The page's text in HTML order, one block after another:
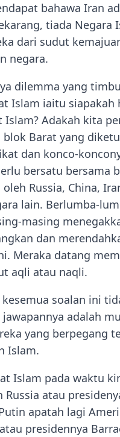
bahawa Iran
tiada Negara
dari sudut
negara.
dilemma yang
Islam iaitu siapakah
Islam? Adakah kita
blok Barat yang
dan konco-
bersatu bersama
Russia, China,
lain. Berlumba-
masing
dan
Meraka datang
aqli atau naqli.
kesemua soalan ini
adalah
yang berpegang
Islam.
Islam pada waktu
Russia atau
apatah lagi
presidennya